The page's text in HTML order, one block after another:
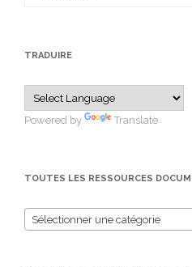
TRADUIRE
Powered by Translate
TOUTES LES RESSOURCES
Sélectionner une catégorie